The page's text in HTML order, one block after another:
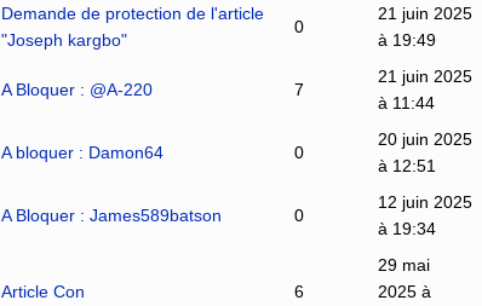
Demande de protection de l'article
"Joseph kargbo"
0
21 juin 2025
à 19:49
A Bloquer : @A-220 7
21 juin 2025
à 11:44
A bloquer : Damon64 0
20 juin 2025
à 12:51
A Bloquer : James589batson 0
12 juin 2025
à 19:34
Article Con 6
29 mai
2025 à